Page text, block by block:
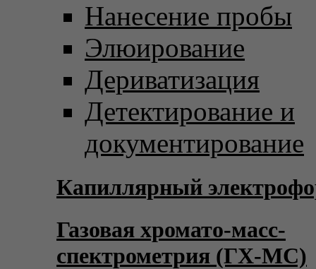
Нанесение пробы
Элюирование
Дериватизация
Детектирование и
документирование
Капиллярный
Газовая хромато-масс-
спектрометрия (ГХ-МС)